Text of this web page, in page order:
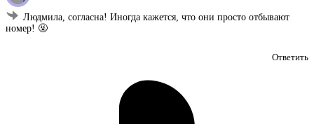
Людмила, согласна! Иногда кажется, что они просто отбывают
номер! 🤬
Ответить